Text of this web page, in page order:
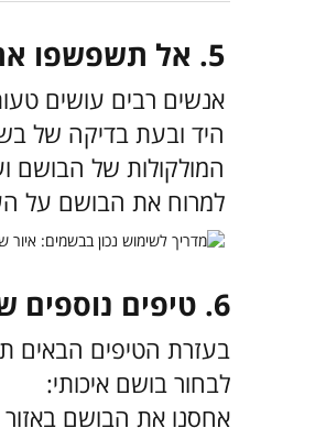
5. אל תשפשפו את הבושם על העור
אנשים רבים עושים
היד ובעת בדיקה של
המולקולות של הבושם
למרוח את הבושם על
6. טיפים נוספים שכדאי להכיר
בעזרת הטיפים הבאים
לבחור בושם איכותי:
אחסנו את הבושם